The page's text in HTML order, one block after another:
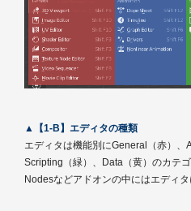
▲【1-B】エディタの種類
エディタは機能別にGeneral（赤）、
Scripting（緑）、Data（黄）のカテ
Nodesなどアドオンの中にはエディ